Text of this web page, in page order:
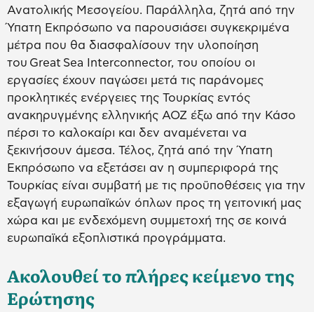
Ανατολικής Μεσογείου. Παράλληλα, ζητά από την
Ύπατη Εκπρόσωπο να παρουσιάσει συγκεκριμένα
μέτρα που θα διασφαλίσουν την υλοποίηση
του Great Sea Interconnector, του οποίου οι
εργασίες έχουν παγώσει μετά τις παράνομες
προκλητικές ενέργειες της Τουρκίας εντός
ανακηρυγμένης ελληνικής ΑΟΖ έξω από την Κάσο
πέρσι το καλοκαίρι και δεν αναμένεται να
ξεκινήσουν άμεσα. Τέλος, ζητά από την Ύπατη
Εκπρόσωπο να εξετάσει αν η συμπεριφορά της
Τουρκίας είναι συμβατή με τις προϋποθέσεις για την
εξαγωγή ευρωπαϊκών όπλων προς τη γειτονική μας
χώρα και με ενδεχόμενη συμμετοχή της σε κοινά
ευρωπαϊκά εξοπλιστικά προγράμματα.
Ακολουθεί το πλήρες κείμενο της
Ερώτησης